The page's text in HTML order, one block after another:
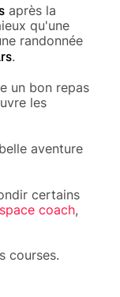
après la
qu'une
randonnée
.
un bon repas
les
aventure
certains
coach,
courses.